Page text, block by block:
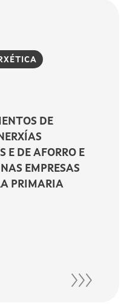
DE
E DE AFORRO E
EMPRESAS
PRIMARIA